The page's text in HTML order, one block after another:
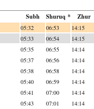
Subh Shuruq * Zhur
05:32 06:53 14:15
05:33 06:54 14:15
05:35 06:55 14:14
05:37 06:56 14:14
05:38 06:58 14:14
05:40 06:59 14:14
05:41 07:00 14:14
05:43 07:01 14:14